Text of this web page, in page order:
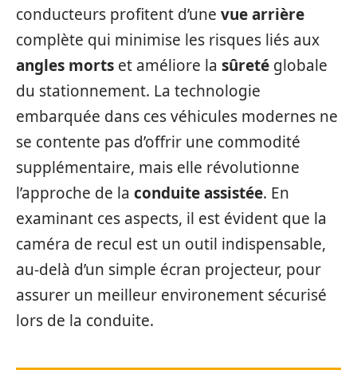
conducteurs profitent d’une vue arrière
complète qui minimise les risques liés aux
angles morts et améliore la sûreté globale
du stationnement. La technologie
embarquée dans ces véhicules modernes ne
se contente pas d’offrir une commodité
supplémentaire, mais elle révolutionne
l’approche de la conduite assistée. En
examinant ces aspects, il est évident que la
caméra de recul est un outil indispensable,
au-delà d’un simple écran projecteur, pour
assurer un meilleur environement sécurisé
lors de la conduite.